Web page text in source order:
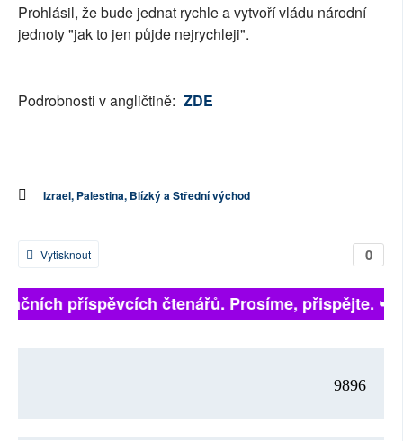
Prohlásil, že bude jednat rychle a vytvoří vládu národní
jednoty "jak to jen půjde nejrychleji".
Podrobnosti v angličtině: ZDE
Izrael, Palestina, Blízký a Střední východ
0
Vytisknout
příspěvcích čtenářů. Prosíme, přispějte. ➥
9896